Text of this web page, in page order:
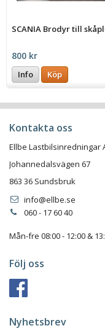
SCANIA Brodyr till
800 kr
Info Köp
Kontakta oss
Ellbe Lastbilsinredningar
Johannedalsvägen 67
863 36 Sundsbruk
info@ellbe.se
060 - 17 60 40
Mån-fre 08:00 - 12:00 &
Följ oss
Nyhetsbrev